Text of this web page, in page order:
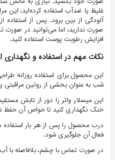
غلیظ یا ضدآب استفاده کرده‌اید، این
آلودگی از بین برود. پس از
صورت ندارید، اما می‌توانید در
افزایش رطوبت پوست استفاده کنید.
نکات مهم در استفاده و
این محصول برای استفاده روزانه
شب به عنوان بخشی از روتین مراقبتی
این میسلار واتر را دور از تابش
خنک نگهداری کنید تا خواص آن حفظ
درب محصول را پس از هر بار استفاده
فعال آن جلوگیری شود.
در صورت تماس با چشم، بلافاصله با